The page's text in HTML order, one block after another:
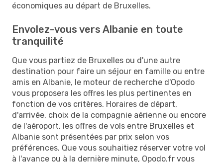
économiques au départ de Bruxelles.
Envolez-vous vers Albanie en toute
tranquilité
Que vous partiez de Bruxelles ou d'une autre
destination pour faire un séjour en famille ou entre
amis en Albanie, le moteur de recherche d'Opodo
vous proposera les offres les plus pertinentes en
fonction de vos critères. Horaires de départ,
d'arrivée, choix de la compagnie aérienne ou encore
de l'aéroport, les offres de vols entre Bruxelles et
Albanie sont présentées par prix selon vos
préférences. Que vous souhaitiez réserver votre vol
à l'avance ou à la dernière minute, Opodo.fr vous